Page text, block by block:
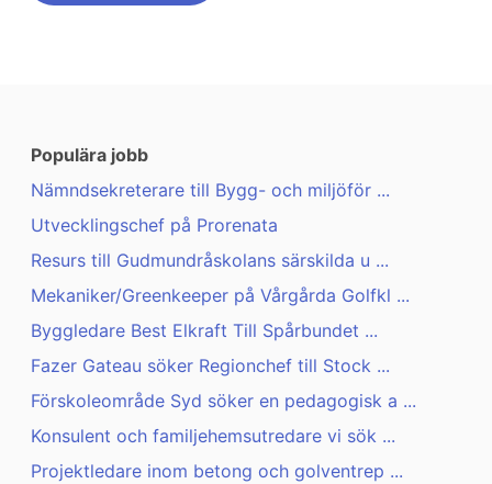
Populära jobb
Nämndsekreterare till Bygg- och miljöför ...
Utvecklingschef på Prorenata
Resurs till Gudmundråskolans särskilda u ...
Mekaniker/Greenkeeper på Vårgårda Golfkl ...
Byggledare Best Elkraft Till Spårbundet ...
Fazer Gateau söker Regionchef till Stock ...
Förskoleområde Syd söker en pedagogisk a ...
Konsulent och familjehemsutredare vi sök ...
Projektledare inom betong och golventrep ...